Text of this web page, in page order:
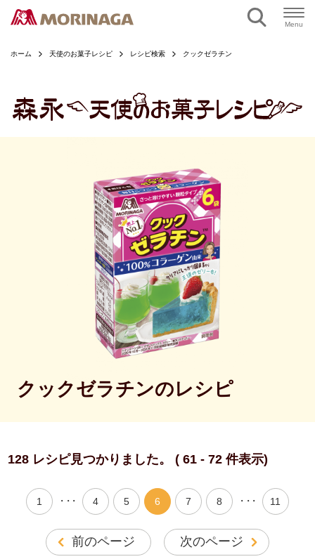
Menu
ホーム 天使のお菓子レシピ レシピ検索 クックゼラチン
クックゼラチンのレシピ
128 レシピ見つかりました。 ( 61 - 72 件表示)
前のページ
1 ・・・ 4 5 6 7 8 ・・・ 11
次のページ